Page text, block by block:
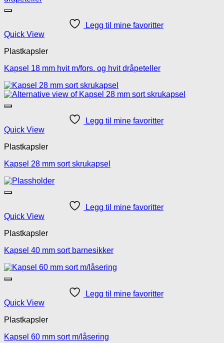
Legg til mine favoritter
Quick View
Plastkapsler
Kapsel 18 mm hvit m/fors. og hvit dråpeteller
Legg til mine favoritter
Quick View
Plastkapsler
Kapsel 28 mm sort skrukapsel
Legg til mine favoritter
Quick View
Plastkapsler
Kapsel 40 mm sort barnesikker
Legg til mine favoritter
Quick View
Plastkapsler
Kapsel 60 mm sort m/låsering